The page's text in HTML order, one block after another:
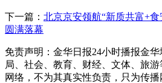
下一篇： 北京京安领航“新质共富+
圆满落幕
免责声明：金华日报24小时播报金
局、社会、教育、财经、文体、旅
网络，不为其真实性负责，只为传